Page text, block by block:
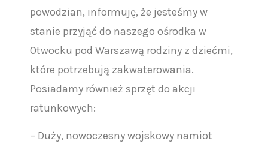
powodzian, informuję, że jesteśmy w
stanie przyjąć do naszego ośrodka w
Otwocku pod Warszawą rodziny z dziećmi,
które potrzebują zakwaterowania.
Posiadamy również sprzęt do akcji
ratunkowych:
– Duży, nowoczesny wojskowy namiot